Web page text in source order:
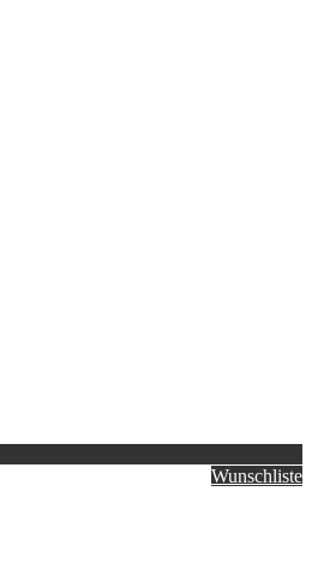
Wunschliste